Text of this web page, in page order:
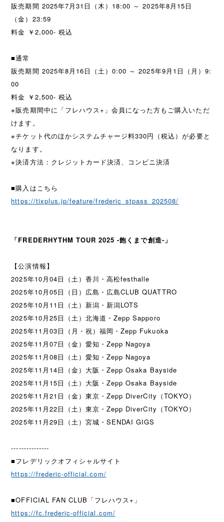
販売期間 2025年7月31日（木）18:00 ～ 2025年8月15日
（金）23:59
料金 ￥2,000- 税込
■通常
販売期間 2025年8月16日（土）0:00 ～ 2025年9月1日（月）9:
00
料金 ￥2,500- 税込
※販売期間中に「フレハウス+」会員になった方もご購入いただ
けます。
※チケット代のほかシステムチャージ料330円（税込）が必要と
なります。
※決済方法：クレジットカード決済、コンビニ決済
■購入はこちら
https://tixplus.jp/feature/frederic_stpass_202508/
「FREDERHYTHM TOUR 2025 -飽くまで創造-」
【公演情報】
2025年10月04日（土）香川・高松festhalle
2025年10月05日（日）広島・広島CLUB QUATTRO
2025年10月11日（土）新潟・新潟LOTS
2025年10月25日（土）北海道・Zepp Sapporo
2025年11月03日（月・祝）福岡・Zepp Fukuoka
2025年11月07日（金）愛知・Zepp Nagoya
2025年11月08日（土）愛知・Zepp Nagoya
2025年11月14日（金）大阪・Zepp Osaka Bayside
2025年11月15日（土）大阪・Zepp Osaka Bayside
2025年11月21日（金）東京・Zepp DiverCity（TOKYO）
2025年11月22日（土）東京・Zepp DiverCity（TOKYO）
2025年11月29日（土）宮城・SENDAI GIGS
---------------
■フレデリックオフィシャルサイト
https://frederic-official.com/
■OFFICIAL FAN CLUB「フレハウス+」
https://fc.frederic-official.com/